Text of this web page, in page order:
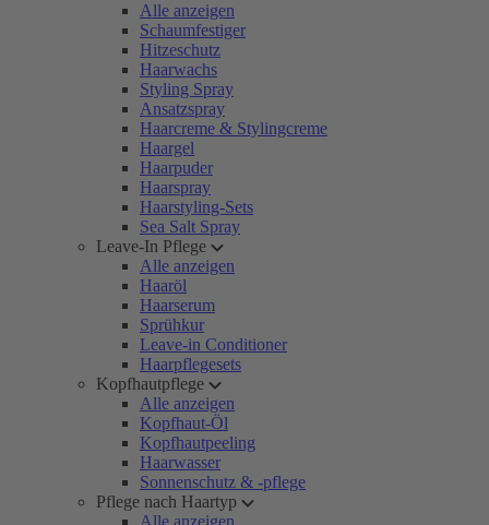
Alle anzeigen
Schaumfestiger
Hitzeschutz
Haarwachs
Styling Spray
Ansatzspray
Haarcreme & Stylingcreme
Haargel
Haarpuder
Haarspray
Haarstyling-Sets
Sea Salt Spray
Leave-In Pflege
Alle anzeigen
Haaröl
Haarserum
Sprühkur
Leave-in Conditioner
Haarpflegesets
Kopfhautpflege
Alle anzeigen
Kopfhaut-Öl
Kopfhautpeeling
Haarwasser
Sonnenschutz & -pflege
Pflege nach Haartyp
Alle anzeigen